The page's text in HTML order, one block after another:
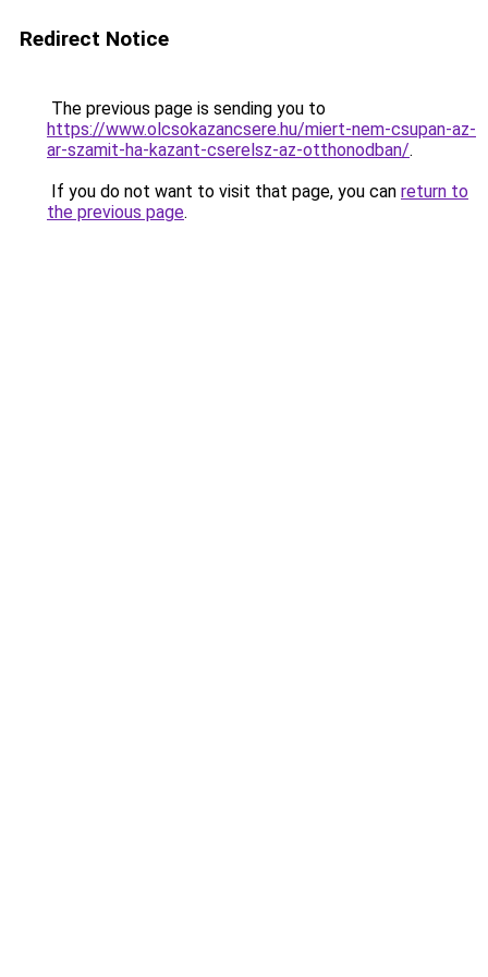
Redirect Notice
The previous page is sending you to
https://www.olcsokazancsere.hu/miert-nem-csupan-az-
ar-szamit-ha-kazant-cserelsz-az-otthonodban/.
If you do not want to visit that page, you can return to
the previous page.